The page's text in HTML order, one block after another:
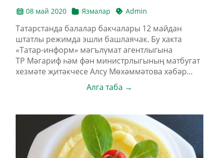
08 май 2020 Язмалар Admin
Татарстанда балалар бакчалары 12 майдан
штатлы режимда эшли башлаячак. Бу хакта
«Татар-информ» мәгълүмат агентлыгына
ТР Мәгариф һәм фән министрлыгының матбугат
хезмәте җитәкчесе Алсу Мөхәммәтова хәбәр...
Алга таба →